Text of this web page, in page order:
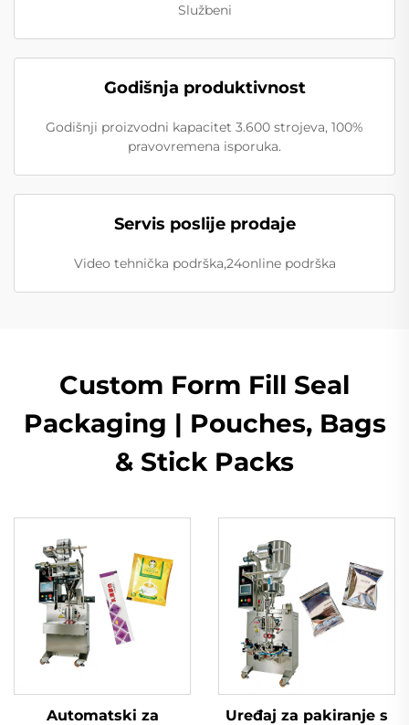
Službeni
Godišnja produktivnost
Godišnji proizvodni kapacitet 3.600 strojeva, 100%
pravovremena isporuka.
Servis poslije prodaje
Video tehnička podrška,24online podrška
Custom Form Fill Seal
Packaging | Pouches, Bags
& Stick Packs
Automatski za
Uređaj za pakiranje s